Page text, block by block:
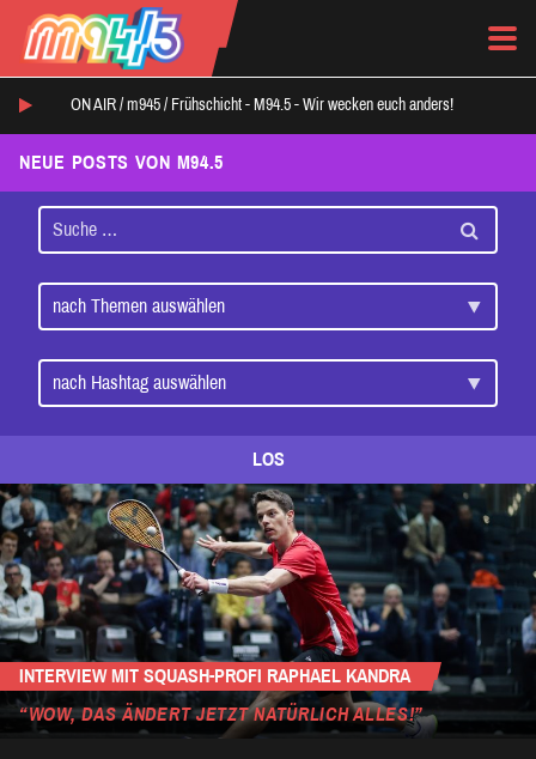
ON AIR / m945 / Frühschicht - M94.5 - Wir wecken euch anders!
NEUE POSTS VON M94.5
LOS
INTERVIEW MIT SQUASH-PROFI RAPHAEL KANDRA
“WOW, DAS ÄNDERT JETZT NATÜRLICH ALLES!”